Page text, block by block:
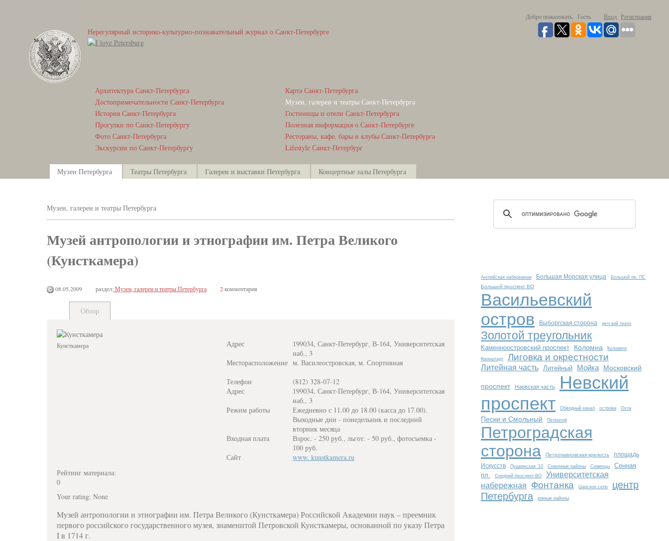
Добро пожаловать, Гость Вход Регистрация
Нерегулярный историко-культурно-познавательный журнал о Санкт-Петербурге
Архитектура Санкт-Петербурга
Достопримечательности Санкт-Петербурга
История Санкт-Петербурга
Прогулки по Санкт-Петербургу
Фото Санкт-Петербурга
Экскурсии по Санкт-Петербургу
Карта Санкт-Петербурга
Музеи, галереи и театры Санкт-Петербурга
Гостиницы и отели Санкт-Петербурга
Полезная информация о Санкт-Петербурге
Рестораны, кафе, бары и клубы Санкт-Петербурга
Lifestyle Санкт-Петербург
Музеи Петербурга Театры Петербурга Галереи и выставки Петербурга Концертные залы Петербурга
Музеи, галереи и театры Петербурга
Музей антропологии и этнографии им. Петра Великого
(Кунсткамера)
08.05.2009 раздел:Музеи, галереи и театры Петербурга 2комментария
Обзор
Кунсткамера Адрес
199034, Санкт-Петербург, В-164, Университетская
наб., 3
Месторасположение м. Василеостровская, м. Спортивная
Телефон
(812) 328-07-12
Адрес
199034, Санкт-Петербург, В-164, Университетская
наб., 3
Режим работы
Ежедневно с 11.00 до 18.00 (касса до 17.00).
Выходные дни - понедельник и последний
вторник месяца
Входная плата
Взрос. - 250 руб., льгот. - 50 руб., фотосъемка -
100 руб.
Сайт
www. kunstkamera.ru
Рейтинг материала:
0
Your rating: None
Музей антропологии и этнографии им. Петра Великого (Кунсткамера) Российской Академии наук – преемник
первого российского государственного музея, знаменитой Петровской Кунсткамеры, основанной по указу Петра
I в 1714 г.
Английская набережная Большая Морская улица Большой пр. ПС
Большой проспект ВО
Васильевский
остров
Выборгская сторона детский театр
Золотой треугольник
Каменноостровский проспект Коломна Коломяги
Кронштадт Лиговка и окрестности
Литейная часть Литейный Мойка Московский
проспект Нарвская часть
Невский
проспект
Обводный канал острова Охта
Пески и Смольный Петергоф
Петроградская
сторона
Петропавловская крепость
площадь
Искусств
Пушкинская_10 Северные районы Семенцы
Сенная
пл.
Средний проспект ВО
Университетская
набережная
Фонтанка Царское село
центр
Петербурга
южные районы